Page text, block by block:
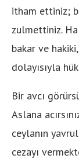
itham ettiniz;
zulmettiniz.
bakar ve
dolayısıyla
Bir avcı
Aslana
ceylanın
cezayı